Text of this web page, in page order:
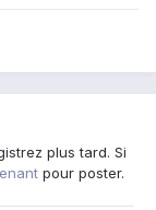
plus tard. Si
pour poster.